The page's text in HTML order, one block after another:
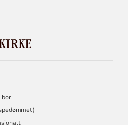
NORSKE
KIRKE
bor